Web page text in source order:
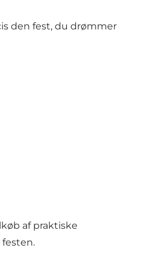
den fest, du drømmer
af praktiske